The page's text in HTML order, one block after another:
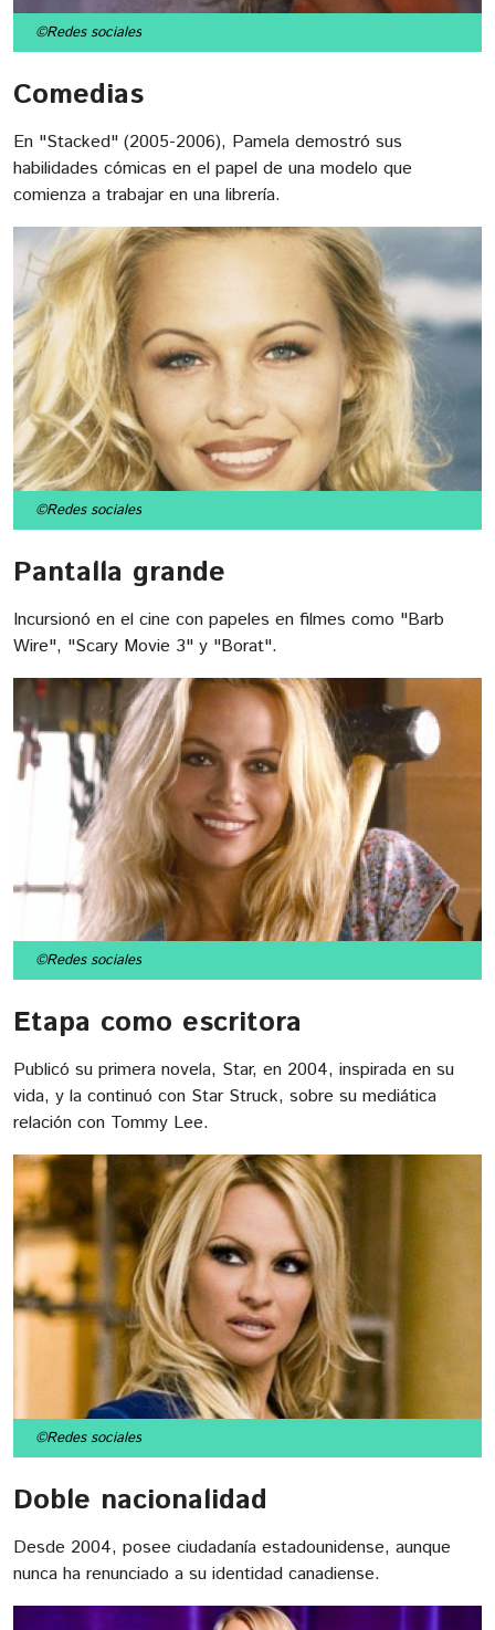
©Redes sociales
Comedias
En "Stacked" (2005-2006), Pamela demostró sus
habilidades cómicas en el papel de una modelo que
comienza a trabajar en una librería.
©Redes sociales
Pantalla grande
Incursionó en el cine con papeles en filmes como "Barb
Wire", "Scary Movie 3" y "Borat".
©Redes sociales
Etapa como escritora
Publicó su primera novela, Star, en 2004, inspirada en su
vida, y la continuó con Star Struck, sobre su mediática
relación con Tommy Lee.
©Redes sociales
Doble nacionalidad
Desde 2004, posee ciudadanía estadounidense, aunque
nunca ha renunciado a su identidad canadiense.